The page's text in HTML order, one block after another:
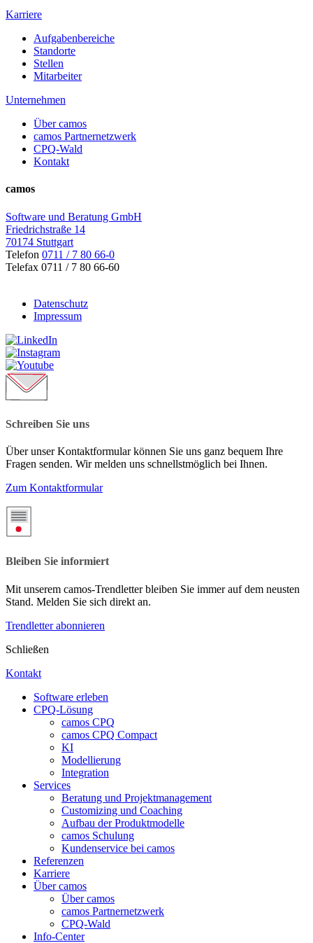
Karriere
Aufgabenbereiche
Standorte
Stellen
Mitarbeiter
Unternehmen
Über camos
camos Partnernetzwerk
CPQ-Wald
Kontakt
camos
Software und Beratung GmbH
Friedrichstraße 14
70174 Stuttgart
Telefon 0711 / 7 80 66-0
Telefax 0711 / 7 80 66-60
Datenschutz
Impressum
Schreiben Sie uns
Über unser Kontaktformular können Sie uns ganz bequem Ihre
Fragen senden. Wir melden uns schnellstmöglich bei Ihnen.
Zum Kontaktformular
Bleiben Sie informiert
Mit unserem camos-Trendletter bleiben Sie immer auf dem neusten
Stand. Melden Sie sich direkt an.
Trendletter abonnieren
Schließen
Kontakt
Software erleben
CPQ-Lösung
camos CPQ
camos CPQ Compact
KI
Modellierung
Integration
Services
Beratung und Projektmanagement
Customizing und Coaching
Aufbau der Produktmodelle
camos Schulung
Kundenservice bei camos
Referenzen
Karriere
Über camos
Über camos
camos Partnernetzwerk
CPQ-Wald
Info-Center